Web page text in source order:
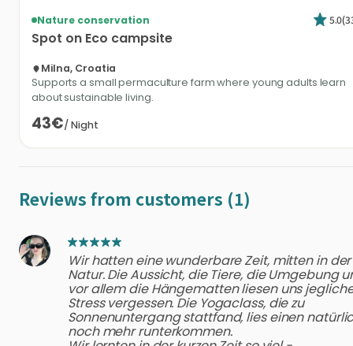
Nature conservation 5.0(
Spot on Eco campsite
Milna, Croatia
Supports a small permaculture farm where young adults learn
about sustainable living.
43€/Night
Reviews from customers (1)
Wir hatten eine wunderbare Zeit, mitten in der
Natur. Die Aussicht, die Tiere, die Umgebung
vor allem die Hängematten liesen uns
Stress vergessen. Die Yogaclass, die zu
Sonnenuntergang stattfand, lies einen
noch mehr runterkommen.